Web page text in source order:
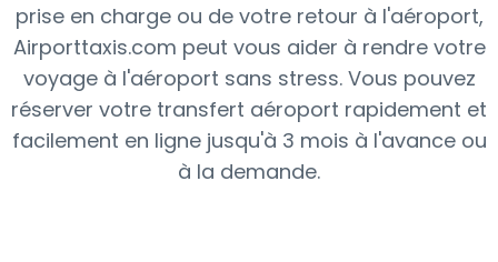
prise en charge ou de votre retour à l'aéroport,
Airporttaxis.com peut vous aider à rendre votre
voyage à l'aéroport sans stress. Vous pouvez
réserver votre transfert aéroport rapidement et
facilement en ligne jusqu'à 3 mois à l'avance ou
à la demande.